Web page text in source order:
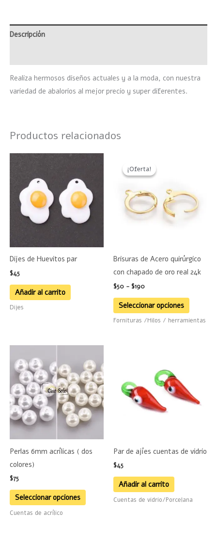
Descripción
Realiza hermosos diseños actuales y a la moda, con nuestra
variedad de abalorios al mejor precio y super diferentes.
Productos relacionados
Dijes de Huevitos par
$45
Añadir al carrito
Dijes
¡Oferta!
¡Oferta!
Brisuras de Acero quirúrgico
con chapado de oro real 24k
$50 - $190
de
precios:
$50
hasta
$190
Seleccionar opciones
pueden
elegir
página
Fornituras /Hilos / herramientas
Perlas 6mm acrílicas ( dos
colores)
$75
Seleccionar opciones
producto
tiene
múltiples
variantes.
Las
opciones
pueden
página
Cuentas de acrílico
Par de ajíes cuentas de vidrio
$45
Añadir al carrito
Cuentas de vidrio/Porcelana